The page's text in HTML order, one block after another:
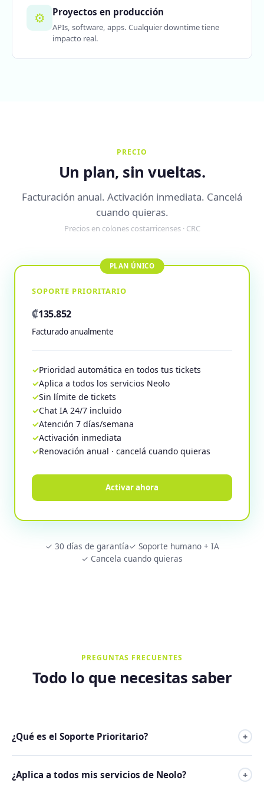
⚙️ Proyectos en producción
APIs, software, apps. Cualquier downtime tiene
impacto real.
PRECIO
Un plan, sin vueltas.
Facturación anual. Activación inmediata. Cancelá
cuando quieras.
Precios en colones costarricenses · CRC
SOPORTE PRIORITARIO
₡135.852
Facturado anualmente
Prioridad automática en todos tus tickets
Aplica a todos los servicios Neolo
Sin límite de tickets
Chat IA 24/7 incluido
Atención 7 días/semana
Activación inmediata
Renovación anual · cancelá cuando quieras
Activar ahora
✓ 30 días de garantía✓ Soporte humano + IA
✓ Cancela cuando quieras
PREGUNTAS FRECUENTES
Todo lo que necesitas saber
¿Qué es el Soporte Prioritario? +
de la cola de atención, automáticamente, sin que tengas
¿Aplica a todos mis servicios de Neolo? +